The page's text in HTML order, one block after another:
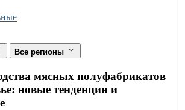
Все регионы
мясных полуфабрикатов
новые тенденции и